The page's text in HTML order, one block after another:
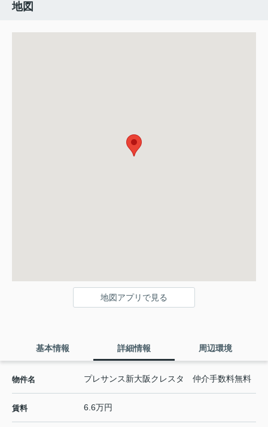
地図
地図アプリで見る
基本情報 詳細情報 周辺環境
物件名 プレサンス新大阪クレスタ 仲介手数料無料
賃料 6.6万円